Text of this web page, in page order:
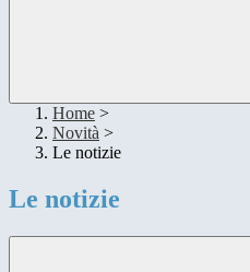
Home >
Novità >
Le notizie
Le notizie